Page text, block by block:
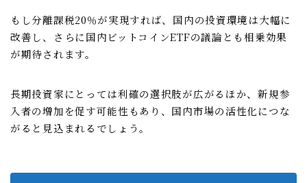
もし分離課税20％が実現すれば、国内の投資環境は大幅に
改善し、さらに国内ビットコインETFの議論とも相乗効果
が期待されます。
長期投資家にとっては利確の選択肢が広がるほか、新規参
入者の増加を促す可能性もあり、国内市場の活性化につな
がると見込まれるでしょう。